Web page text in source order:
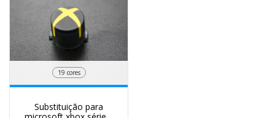
19 cores
Substituição para